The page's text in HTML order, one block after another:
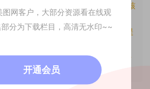
个人参考学习，请勿批量搬运，一经核
限！
网友分享，若侵犯了您的权益可以提
www.znjfg.com/2607.html
，转
图网客户，大部分资源看在线观
分为下载栏目，高清无水印~~
开通会员